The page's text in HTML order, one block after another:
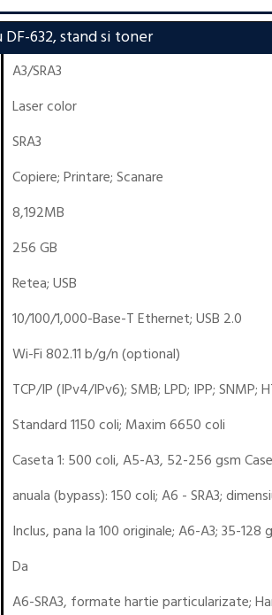
632, stand si toner
A3/SRA3
Laser color
SRA3
Copiere;Printare;Scanare
8,192MB
256 GB
Retea;USB
10/100/1,000-Base-T Ethernet; USB 2.0
Wi-Fi 802.11 b/g/n (optional)
TCP/IP (IPv4/IPv6); SMB; LPD; IPP; SNMP;
Standard 1150 coli; Maxim 6650 coli
Caseta 1: 500 coli, A5-A3, 52-256 gsm
anuala (bypass): 150 coli; A6 - SRA3;
Inclus, pana la 100 originale; A6-A3; 35-128
Da
A6-SRA3, formate hartie particularizate;